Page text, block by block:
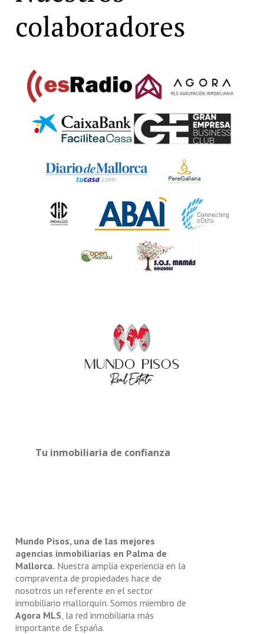
colaboradores
Tu inmobiliaria de confianza
Mundo Pisos, una de las mejores
agencias inmobiliarias en Palma de
Mallorca. Nuestra amplia experiencia en la
compraventa de propiedades hace de
nosotros un referente en el sector
inmobiliario mallorquín. Somos miembro de
Agora MLS , la red inmobiliaria más
importante de España.